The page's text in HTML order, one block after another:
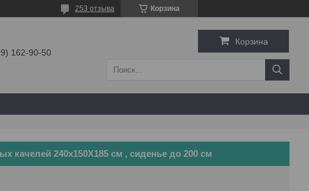
Корзина
253 отзыва
162-90-50
Корзина
качелей 240х150Х185 см , сиденье до 200 см